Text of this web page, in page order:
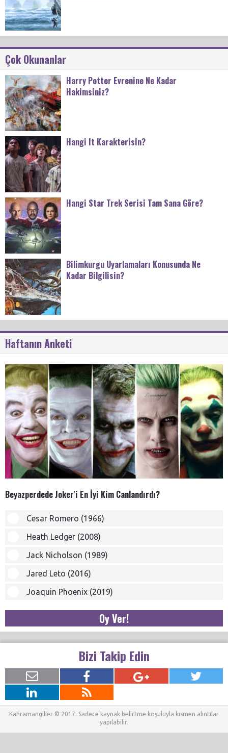
Çok Okunanlar
Harry Potter Evrenine Ne Kadar
Hakimsiniz?
Hangi It Karakterisin?
Hangi Star Trek Serisi Tam Sana Göre?
Bilimkurgu Uyarlamaları Konusunda Ne
Kadar Bilgilisin?
Haftanın Anketi
Beyazperdede Joker'i En İyi Kim Canlandırdı?
Cesar Romero (1966)
Heath Ledger (2008)
Jack Nicholson (1989)
Jared Leto (2016)
Joaquin Phoenix (2019)
Oy Ver!
Bizi Takip Edin
Kahramangiller © 2017. Sadece kaynak belirtme koşuluyla kısmen alıntılar
yapılabilir.